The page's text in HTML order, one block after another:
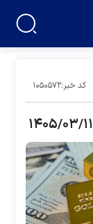
کد خبر:۱۰۵۰۵۷۲